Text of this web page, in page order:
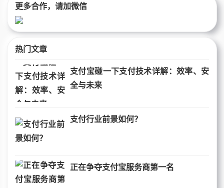
更多合作，请加微信
热门文章
支付宝碰一下支付技术详解：效率、安
全与未来
支付行业前景如何？
正在争夺支付宝服务商第一名